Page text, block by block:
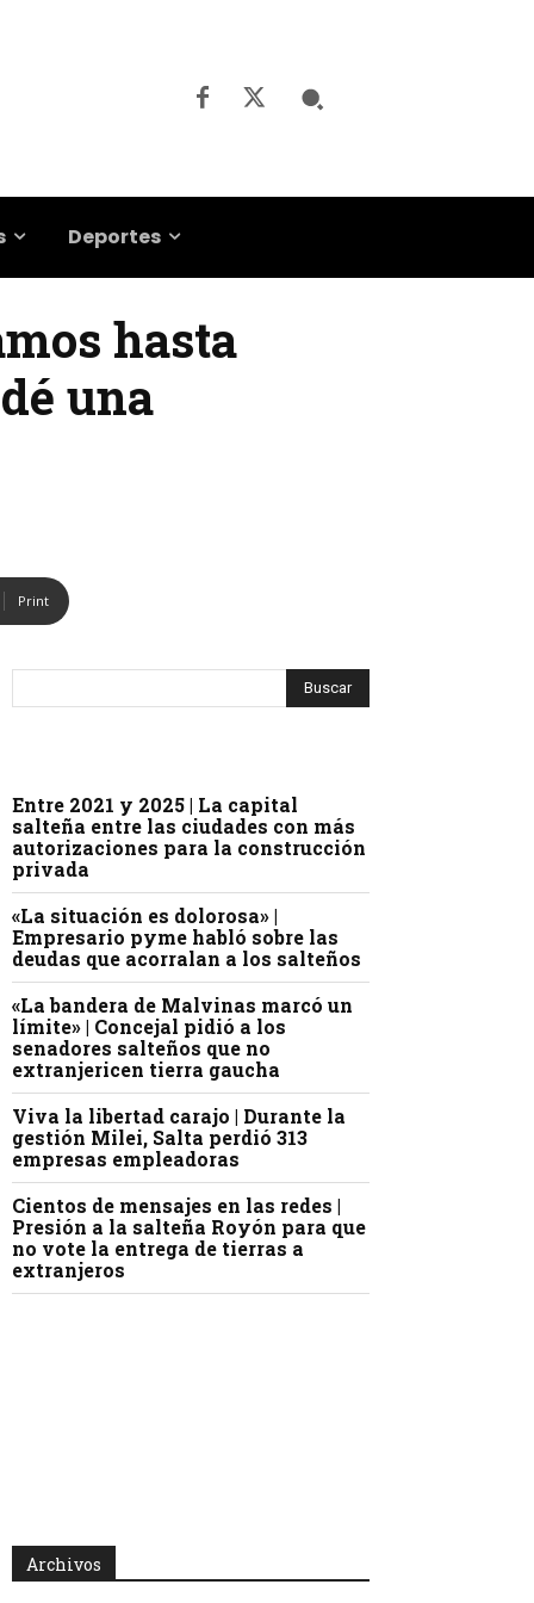
Deportes
hasta
una
Print
Entre 2021 y 2025 | La capital
salteña entre las ciudades con más
autorizaciones para la construcción
privada
«La situación es dolorosa» |
Empresario pyme habló sobre las
deudas que acorralan a los salteños
«La bandera de Malvinas marcó un
límite» | Concejal pidió a los
senadores salteños que no
extranjericen tierra gaucha
Viva la libertad carajo | Durante la
gestión Milei, Salta perdió 313
empresas empleadoras
Cientos de mensajes en las redes |
Presión a la salteña Royón para que
no vote la entrega de tierras a
extranjeros
Archivos